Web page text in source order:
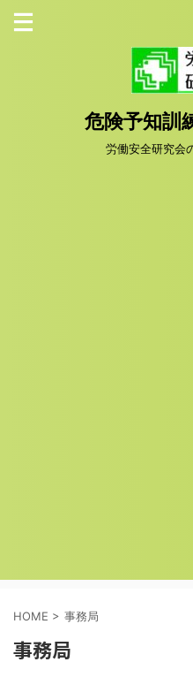
危険予知訓
労働安全研究会
HOME > 事務局
事務局